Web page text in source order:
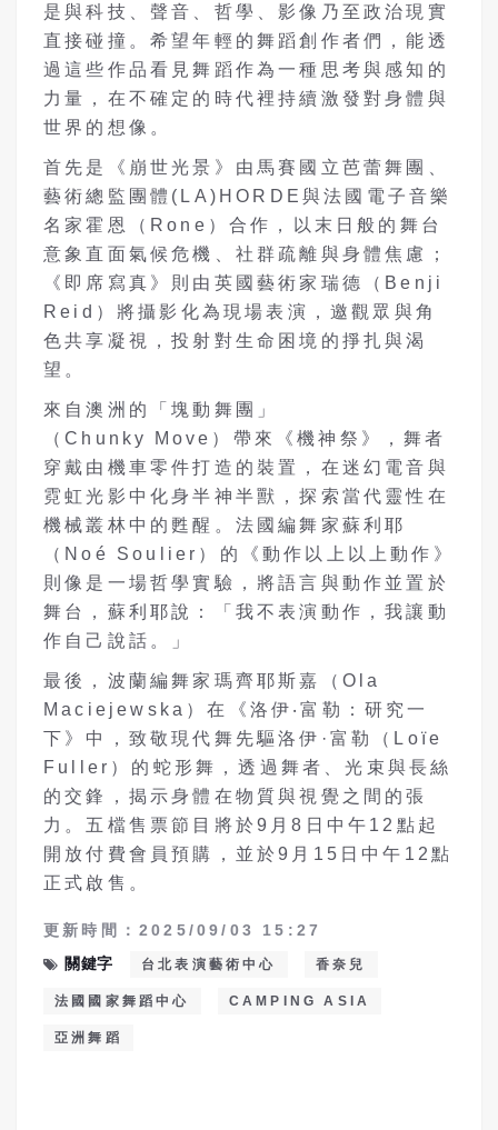
是與科技、聲音、哲學、影像乃至政治現實
直接碰撞。希望年輕的舞蹈創作者們，能透
過這些作品看見舞蹈作為一種思考與感知的
力量，在不確定的時代裡持續激發對身體與
世界的想像。
首先是《崩世光景》由馬賽國立芭蕾舞團、
藝術總監團體(LA)HORDE與法國電子音樂
名家霍恩（Rone）合作，以末日般的舞台
意象直面氣候危機、社群疏離與身體焦慮；
《即席寫真》則由英國藝術家瑞德（Benji
Reid）將攝影化為現場表演，邀觀眾與角
色共享凝視，投射對生命困境的掙扎與渴
望。
來自澳洲的「塊動舞團」
（Chunky Move）帶來《機神祭》，舞者
穿戴由機車零件打造的裝置，在迷幻電音與
霓虹光影中化身半神半獸，探索當代靈性在
機械叢林中的甦醒。法國編舞家蘇利耶
（Noé Soulier）的《動作以上以上動作》
則像是一場哲學實驗，將語言與動作並置於
舞台，蘇利耶說：「我不表演動作，我讓動
作自己說話。」
最後，波蘭編舞家瑪齊耶斯嘉（Ola
Maciejewska）在《洛伊‧富勒：研究一
下》中，致敬現代舞先驅洛伊·富勒（Loïe
Fuller）的蛇形舞，透過舞者、光束與長絲
的交鋒，揭示身體在物質與視覺之間的張
力。五檔售票節目將於9月8日中午12點起
開放付費會員預購，並於9月15日中午12點
正式啟售。
更新時間：2025/09/03 15:27
關鍵字
台北表演藝術中心 香奈兒
法國國家舞蹈中心 CAMPING ASIA
亞洲舞蹈